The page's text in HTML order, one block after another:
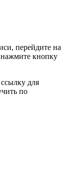
перейдите на
кнопку
для
по